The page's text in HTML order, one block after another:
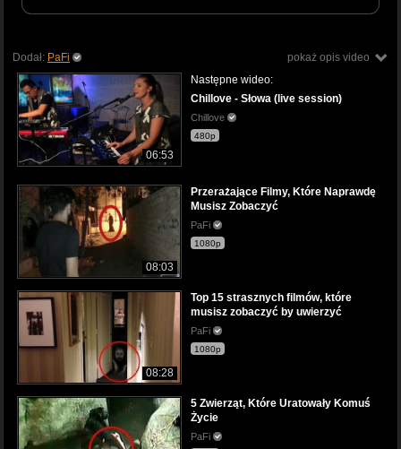
pokaż opis video
Dodał: PaFi
06:53
Następne wideo:
Chillove - Słowa (live session)
Chillove
480p
08:03
Przerażające Filmy, Które Naprawdę
Musisz Zobaczyć
PaFi
1080p
08:28
Top 15 strasznych filmów, które
musisz zobaczyć by uwierzyć
PaFi
1080p
5 Zwierząt, Które Uratowały Komuś
Życie
PaFi